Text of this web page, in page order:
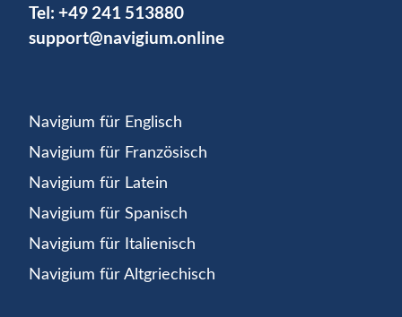
Tel: +49 241 513880
support@navigium.online
Navigium für Englisch
Navigium für Französisch
Navigium für Latein
Navigium für Spanisch
Navigium für Italienisch
Navigium für Altgriechisch